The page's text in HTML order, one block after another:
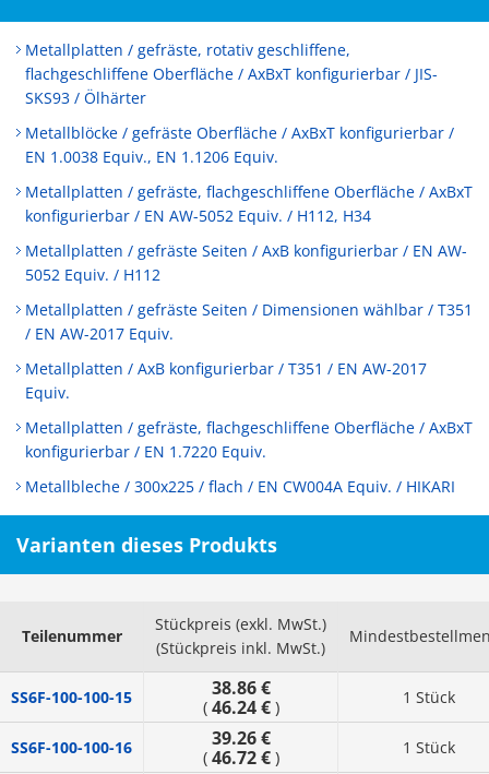
Metallplatten / gefräste, rotativ geschliffene,
flachgeschliffene Oberfläche / AxBxT konfigurierbar / JIS-
SKS93 / Ölhärter
Metallblöcke / gefräste Oberfläche / AxBxT konfigurierbar /
EN 1.0038 Equiv., EN 1.1206 Equiv.
Metallplatten / gefräste, flachgeschliffene Oberfläche / AxBxT
konfigurierbar / EN AW-5052 Equiv. / H112, H34
Metallplatten / gefräste Seiten / AxB konfigurierbar / EN AW-
5052 Equiv. / H112
Metallplatten / gefräste Seiten / Dimensionen wählbar / T351
/ EN AW-2017 Equiv.
Metallplatten / AxB konfigurierbar / T351 / EN AW-2017
Equiv.
Metallplatten / gefräste, flachgeschliffene Oberfläche / AxBxT
konfigurierbar / EN 1.7220 Equiv.
Metallbleche / 300x225 / flach / EN CW004A Equiv. / HIKARI
Varianten dieses Produkts
Teilenummer
Stückpreis (exkl. MwSt.)
(Stückpreis inkl. MwSt.)
SS6F-100-100-15 38.86 €
( 46.24 €) 1 Stück
SS6F-100-100-16 39.26 €
( 46.72 €) 1 Stück